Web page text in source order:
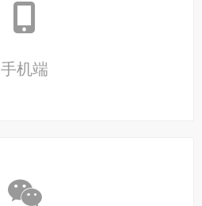
手机端